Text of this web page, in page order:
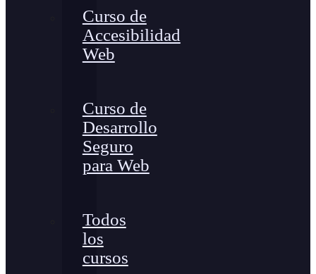
Curso de
Accesibilidad
Web
Curso de
Desarrollo
Seguro
para Web
Todos
los
cursos